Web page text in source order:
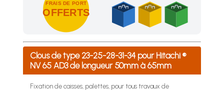
FRAIS DE PORT
OFFERTS
Achetez 4 sachets ou boîtes d'agrafes ou de pointes et
Clous de type 23-25-28-31-34 pour Hitachi ®
NV 65 AD3 de longueur 50mm à 65mm
Fixation de caisses, palettes, pour tous travaux de